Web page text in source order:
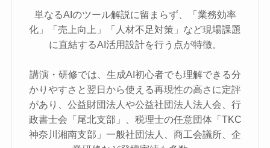
単なるAIのツール解説に留まらず、「業務効率
化」「売上向上」「人材不足対策」など現場課題
に直結するAI活用設計を行う点が特徴。
講演・研修では、生成AI初心者でも理解できる分
かりやすさと翌日から使える再現性の高さに定評
があり、公益財団法人や公益社団法人法人会、行
政書士会「尾北支部」、税理士の任意団体「TKC
神奈川湘南支部」一般社団法人、商工会議所、企